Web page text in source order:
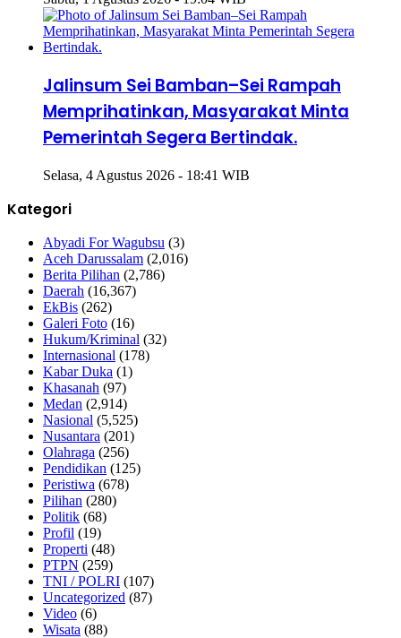
Jalinsum Sei Bamban–Sei Rampah
Memprihatinkan, Masyarakat Minta
Pemerintah Segera Bertindak.
Selasa, 4 Agustus 2026 - 18:41 WIB
Kategori
Abyadi For Wagubsu (3)
Aceh Darussalam (2,016)
Berita Pilihan (2,786)
Daerah (16,367)
EkBis (262)
Galeri Foto (16)
Hukum/Kriminal (32)
Internasional (178)
Kabar Duka (1)
Khasanah (97)
Medan (2,914)
Nasional (5,525)
Nusantara (201)
Olahraga (256)
Pendidikan (125)
Peristiwa (678)
Pilihan (280)
Politik (68)
Profil (19)
Properti (48)
PTPN (259)
TNI / POLRI (107)
Uncategorized (87)
Video (6)
Wisata (88)